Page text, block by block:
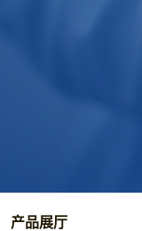
产品展厅